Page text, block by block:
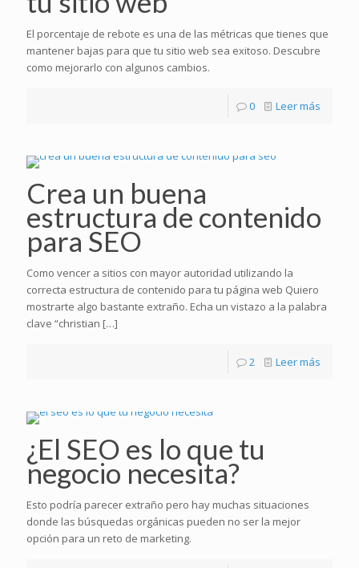
El porcentaje de rebote es una de las métricas que tienes que
mantener bajas para que tu sitio web sea exitoso. Descubre
como mejorarlo con algunos cambios.
0 Leer más
Crea un buena
estructura de contenido
para SEO
Como vencer a sitios con mayor autoridad utilizando la
correcta estructura de contenido para tu página web Quiero
mostrarte algo bastante extraño. Echa un vistazo a la palabra
clave “christian […]
2 Leer más
¿El SEO es lo que tu
negocio necesita?
Esto podría parecer extraño pero hay muchas situaciones
donde las búsquedas orgánicas pueden no ser la mejor
opción para un reto de marketing.